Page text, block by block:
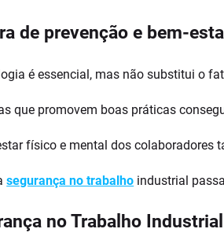
de prevenção e bem-
é essencial, mas não substitui o
que promovem boas práticas
físico e mental dos
segurança no trabalho industrial
no Trabalho